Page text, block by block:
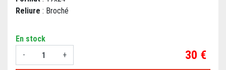
Reliure : Broché
En stock
-
+ Prix
30 €